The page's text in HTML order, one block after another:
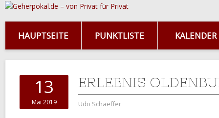
HAUPTSEITE PUNKTLISTE KALENDER
13
Mai 2019
ERLEBNIS
Udo Schaeffer